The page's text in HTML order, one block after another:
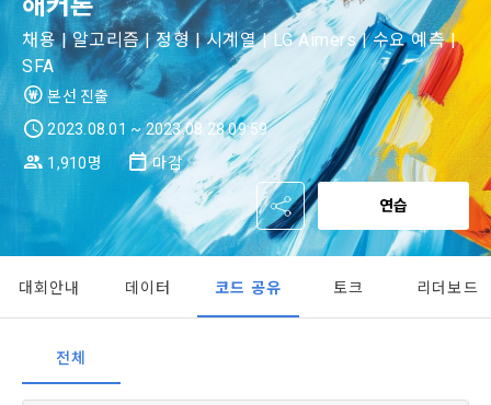
0/150 XP
오늘의 XP
0 / 800
전체 XP
0
적립 XP
0
사용 XP
0
메일 인증 필요
[데이콘] 회원가입 인증메일
제 1 조 (목적)
본 약관은 데이콘 주식회사(이하 “회사”)와 “회원” 간에 정보 서
비스를 이용하는 조건 및 절차에 관한 필요한 사항을 약속하여
규정하는 데 그 목적이 있다. “회원”은 모든 약관에 동의해야 하
며, 어떤 방식이든 본 서비스를 사용한다는 것은 “회원”이 본 약
관의 전부에 동의한다는 것을 의미하며 본 약관은 “회원”이 서비
스를 사용하는 동안 계속 유효하다. 본 약관은 저작권 분쟁 정책
의 조항을 포함한다.
제 2 조 (용어의 정의)
이 약관에서 사용하는 용어의 정의는 아래와 같다.
여 컴퓨터 등 정보 통신 설비를 이용하여 설정한 가상의 영업장
데이콘 개인정보 처리방침
(2021.05.24 본)
데이콘은 이용자 개인정보 보호를 여러 경영요소 가운데 최
우선의 가치로 두고 있습니다. 데이콘주식회사(이하 ‘데이콘’ 또
는 ‘회사’)는 서비스 기획부터 종료까지 정보통신망 이용촉진 및
정보보호 등에 관한 법률(이하 ‘정보통신망법’), 개인정보보호법
등 국내의 개인정보 보호 법령을 철저히 준수합니다.
1. 개인정보처리방침의 의의
데이콘이 어떤 정보를 수집하고, 수집한 정보를 어떻게 사용하
적을 달성한 정보를 언제, 어떻게 파기 하는지 등 ‘개인정보의 한
살이’와 관련한 정보를 투명하게 제공합니다.
1. 광고성 정보의 이용목적
DACON이 제공하는 이용자 맞춤형 서비스 및 상품 추천, 각종
경품 행사, 이벤트, 경진대회 홍보 목적 등의 광고성 정보를 전자
우편이나
서신우편, 문자(SMS 또는 카카오 알림톡), 푸시, 전화 등을 통해
이용자에게 제공합니다.
- 마케팅 수신 동의는 거부하실 수 있으며 동의 이후에라도 고객
의 의사에 따라 동의를 철회할 수 있습니다.
동의를 거부 하시더라도 DACON에서 제공하는 서비스의 이용
단, 할인, 이벤트 및 이용자 맞춤형 상품 추천 등의 마케팅 정보
안내 서비스가 제한됩니다.
채용 | 알고리즘 | 정형 | 시계열 | LG Aimers | 수요 예측 |
SFA
본선 진출
2023.08.01 ~ 2023.08.28 09:59
1,910명
마감
연습
대회안내 데이터 코드 공유 토크 리더보드
전체